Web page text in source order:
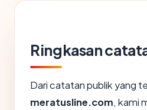
Ringkasan
Dari catatan publik yang
meratusline.com, kami